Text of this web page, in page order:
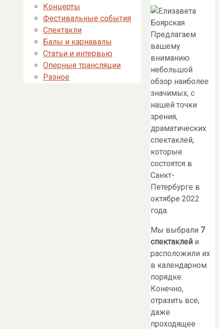
Предлагаем
вашему
вниманию
небольшой
обзор наиболее
значимых, с
нашей точки
зрения,
драматических
спектаклей,
которые
состоятся в
Санкт-
Петербурге в
октябре 2022
года.
Мы выбрали 7
спектаклей и
расположили их
в календарном
порядке.
Конечно,
отразить все,
даже
проходящее
Концерты
Фестивальные события
Спектакли
Балы и карнавалы
Статьи и интервью
Оперные трансляции
Разное